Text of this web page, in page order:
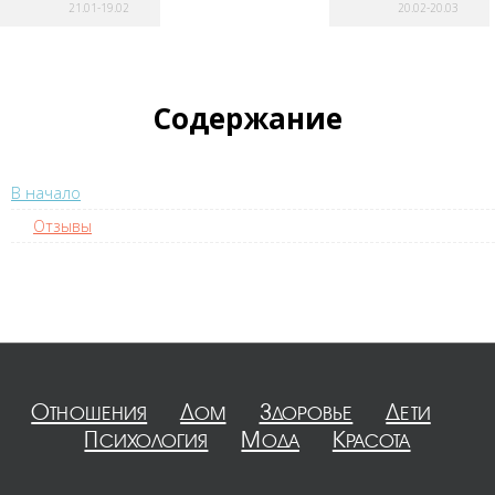
21.01-19.02 20.02-20.03
Содержание
В начало
Отзывы
Отношения Дом Здоровье
Дети
Психология
Мода Красота